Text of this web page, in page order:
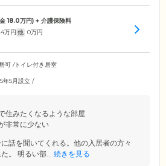
18.0万円) + 介護保険料
万円 他 0万円
可 /トイレ付き居室
年5月設立 /
住みたくなるような部屋
非常に少ない
話を聞いてくれる。他の入居者の方々
。 明るい部... 続きを見る